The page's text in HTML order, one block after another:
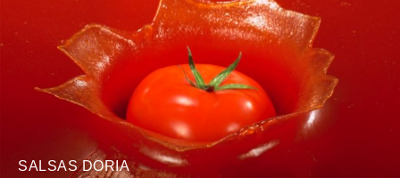
SALSAS DORIA